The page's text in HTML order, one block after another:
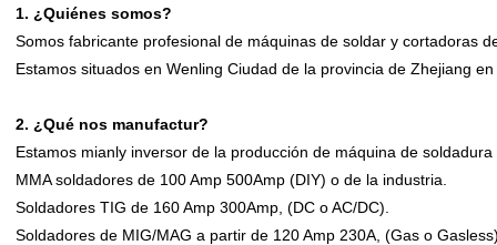
1. ¿Quiénes somos?
Somos fabricante profesional de máquinas de soldar y cortadoras
Estamos situados en Wenling Ciudad de la provincia de Zhejiang
2. ¿Qué nos manufactur?
Estamos mianly inversor de la producción de máquina de
MMA soldadores de 100 Amp 500Amp (DIY) o de la industria.
Soldadores TIG de 160 Amp 300Amp, (DC o AC/DC).
Soldadores de MIG/MAG a partir de 120 Amp 230A, (Gas o